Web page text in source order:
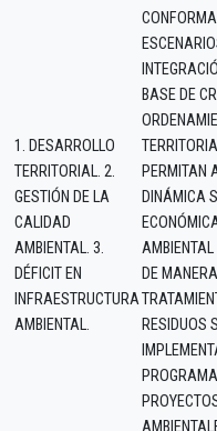
1. DESARROLLO
TERRITORIAL. 2.
GESTIÓN DE LA
CALIDAD
AMBIENTAL. 3.
DÉFICIT EN
INFRAESTRUCTURA
AMBIENTAL.
BASE DE
PERMITAN
DINÁMICA
AMBIENTAL
DE
RESIDUOS